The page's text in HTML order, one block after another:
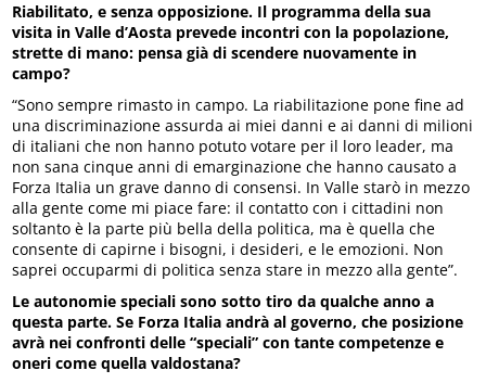
Riabilitato, e senza opposizione. Il programma della sua
visita in Valle d’Aosta prevede incontri con la popolazione,
strette di mano: pensa già di scendere nuovamente in
campo?
“Sono sempre rimasto in campo. La riabilitazione pone fine ad
una discriminazione assurda ai miei danni e ai danni di milioni
di italiani che non hanno potuto votare per il loro leader, ma
non sana cinque anni di emarginazione che hanno causato a
Forza Italia un grave danno di consensi. In Valle starò in mezzo
alla gente come mi piace fare: il contatto con i cittadini non
soltanto è la parte più bella della politica, ma è quella che
consente di capirne i bisogni, i desideri, e le emozioni. Non
saprei occuparmi di politica senza stare in mezzo alla gente”.
Le autonomie speciali sono sotto tiro da qualche anno a
questa parte. Se Forza Italia andrà al governo, che posizione
avrà nei confronti delle “speciali” con tante competenze e
oneri come quella valdostana?